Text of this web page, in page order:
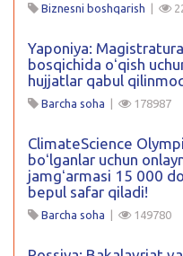
Biznesni boshqarish
Yaponiya:
bosqichida oʻqish
hujjatlar qabul
Barcha soha 178987
ClimateScience
boʻlganlar uchun
jamgʻarmasi 15 000
bepul safar qiladi!
Barcha soha 149780